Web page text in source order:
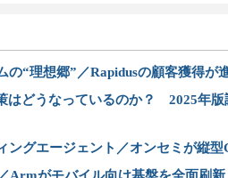
の“理想郷”／Rapidusの顧客獲得が
はどうなっているのか？ 2025年版
グエージェント／オンセミが縦型
Armがモバイル向け基盤を全面刷新